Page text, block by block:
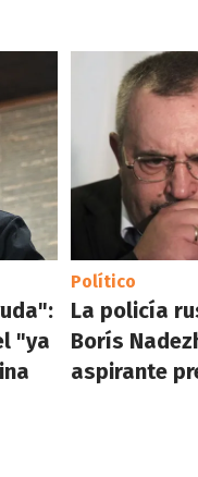
"ya
Político
La policía
Borís
aspirante